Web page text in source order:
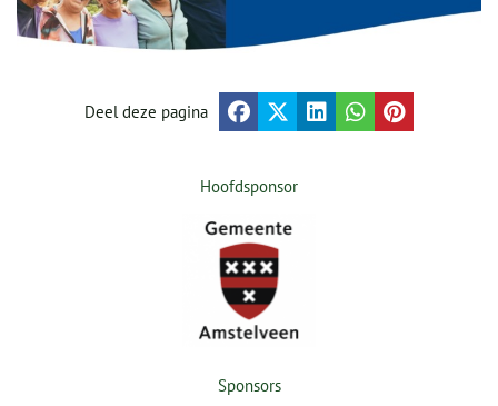
Deel deze pagina
Hoofdsponsor
Sponsors